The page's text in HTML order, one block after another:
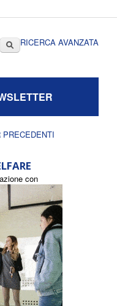
CercaRICERCA AVANZATA
con